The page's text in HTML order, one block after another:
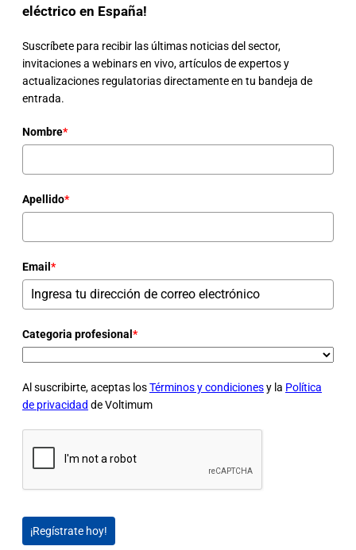
eléctrico en España!
Suscríbete para recibir las últimas noticias del sector,
invitaciones a webinars en vivo, artículos de expertos y
actualizaciones regulatorias directamente en tu bandeja de
entrada.
Nombre*
Apellido*
Email *
Categoria profesional *
Al suscribirte, aceptas losTérminos y condicionesy la Política
de privacidad de Voltimum
¡Regístrate hoy!